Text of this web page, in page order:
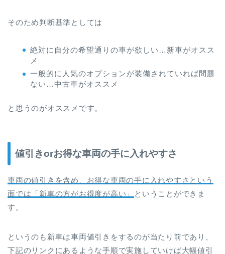
そのため判断基準としては
絶対に自分の希望通りの車が欲しい…新車がオスス
メ
一般的に人気のオプションが装備されていれば問題
ない…中古車がオススメ
と思うのがオススメです。
値引きorお得な車両の手に入れやすさ
車両の値引きを含め、お得な車両の手に入れやすさという
面では「新車の方がお得度が高い」
ということができま
す。
というのも新車は車両値引きをするのが当たり前であり、
下記のリンクにあるような手順で実施していけば大幅値引